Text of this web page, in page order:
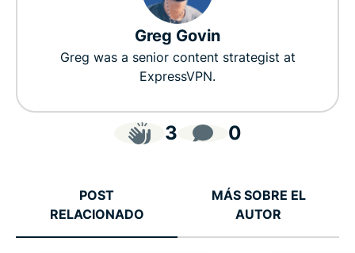
Greg Govin
Greg was a senior content strategist at
ExpressVPN.
3 0
POST
RELACIONADO
MÁS SOBRE EL
AUTOR